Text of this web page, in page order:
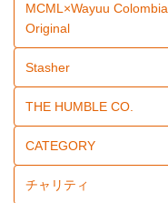
MCML×Wayuu Colombia
Original
Stasher
THE HUMBLE CO.
CATEGORY
チャリティ